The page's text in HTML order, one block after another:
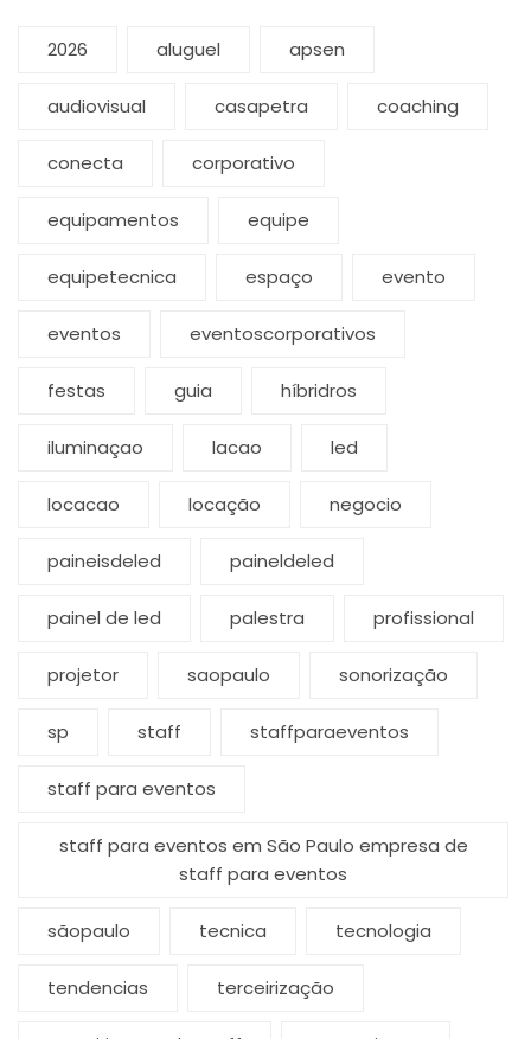
2026 aluguel apsen
audiovisual casapetra coaching
conecta corporativo
equipamentos equipe
equipetecnica espaço evento
eventos eventoscorporativos
festas guia híbridros
iluminaçao lacao led
locacao locação negocio
paineisdeled paineldeled
painel de led palestra profissional
projetor saopaulo sonorização
sp staff staffparaeventos
staff para eventos
staff para eventos em São Paulo empresa de
staff para eventos
sãopaulo tecnica tecnologia
tendencias terceirização